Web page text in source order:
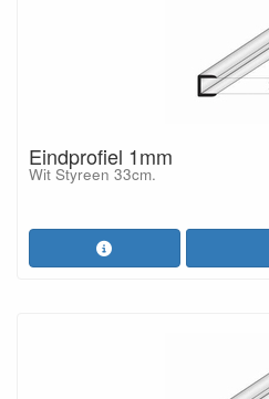
Eindprofiel 1mm
Wit Styreen 33cm.